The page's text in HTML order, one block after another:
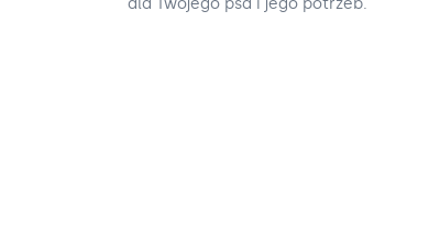
dla Twojego psa i jego potrzeb.